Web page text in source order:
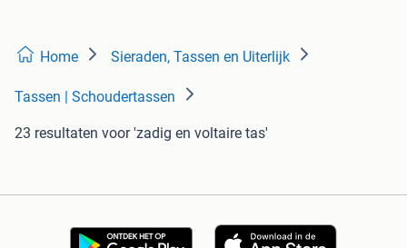
Home Sieraden, Tassen en Uiterlijk
Tassen | Schoudertassen
23 resultaten voor 'zadig en voltaire tas'